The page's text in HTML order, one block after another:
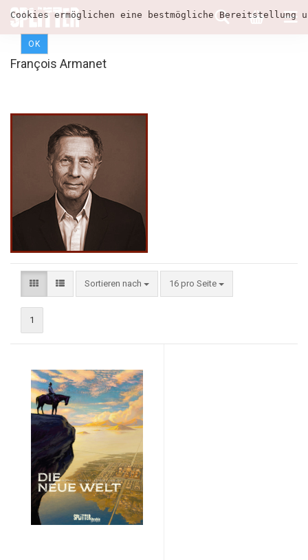
Cookies ermöglichen eine bestmögliche
OK
François Armanet
Sortieren nach 16 pro Seite
1